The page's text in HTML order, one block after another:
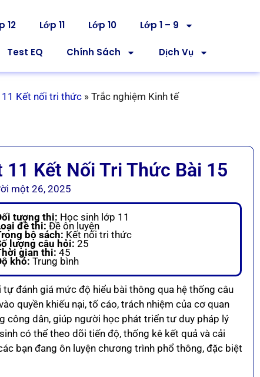
12 Lớp 11 Lớp 10 Lớp 1 – 9
Test EQ Chính Sách Dịch Vụ
11 Kết nối tri thức » Trắc nghiệm Kinh tế
Kết Nối Tri Thức Bài 15
một 26, 2025
tượng thi: Học sinh lớp 11
đề thi: Đề ôn luyện
bộ sách: Kết nối tri thức
lượng câu hỏi: 25
gian thi: 45
khó: Trung bình
đánh giá mức độ hiểu bài thông qua hệ thống câu
quyền khiếu nại, tố cáo, trách nhiệm của cơ quan
công dân, giúp người học phát triển tư duy pháp lý
có thể theo dõi tiến độ, thống kê kết quả và cải
bạn đang ôn luyện chương trình phổ thông, đặc biệt